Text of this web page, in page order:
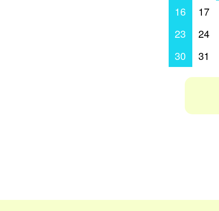
16
17
23
24
30
31
ショッピングガイド